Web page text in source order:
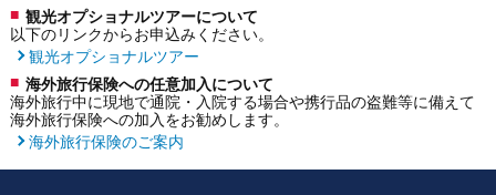
観光オプショナルツアーについて
以下のリンクからお申込みください。
観光オプショナルツアー
海外旅行保険への任意加入について
海外旅行中に現地で通院・入院する場合や携行品の盗難等に備えて
海外旅行保険への加入をお勧めします。
海外旅行保険のご案内